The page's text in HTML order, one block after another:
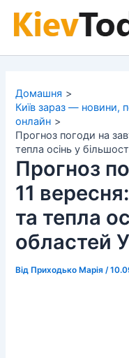
Домашня
Київ зараз — новини,
онлайн
Прогноз погоди на
тепла осінь у
Прогноз
11
та тепла
областей
Від Приходько Марія /